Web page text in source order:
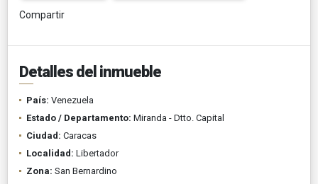
Compartir
Detalles del inmueble
País: Venezuela
Estado / Departamento: Miranda - Dtto. Capital
Ciudad: Caracas
Localidad: Libertador
Zona: San Bernardino